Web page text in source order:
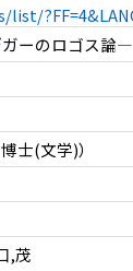
ーのロゴス論―
士(文学)）
,茂